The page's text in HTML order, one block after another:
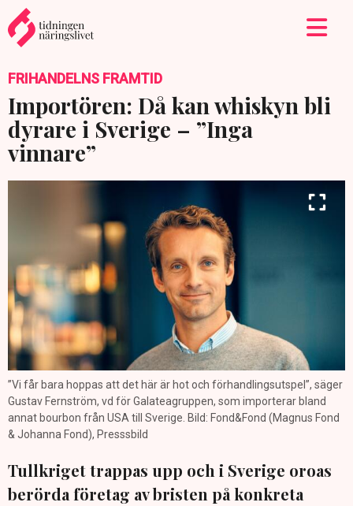
FRIHANDELNS FRAMTID
Importören: Då kan whiskyn bli
dyrare i Sverige – ”Inga
vinnare”
”Vi får bara hoppas att det här är hot och förhandlingsutspel”, säger
Gustav Fernström, vd för Galateagruppen, som importerar bland
annat bourbon från USA till Sverige. Bild: Fond&Fond (Magnus Fond
& Johanna Fond), Presssbild
Tullkriget trappas upp och i Sverige oroas
berörda företag av bristen på konkreta